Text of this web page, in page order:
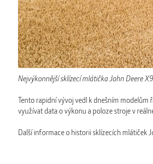
Nejvýkonnější sklízecí mlátička John Deere X9
Tento rapidní vývoj vedl k dnešním modelům
využívat data o výkonu a poloze stroje v
Další informace o historii sklízecích mlátiček